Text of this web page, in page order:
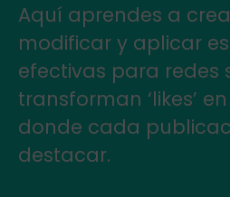
Aquí aprendes a
modificar y aplicar
efectivas para redes
transforman ‘likes’
donde cada
destacar.